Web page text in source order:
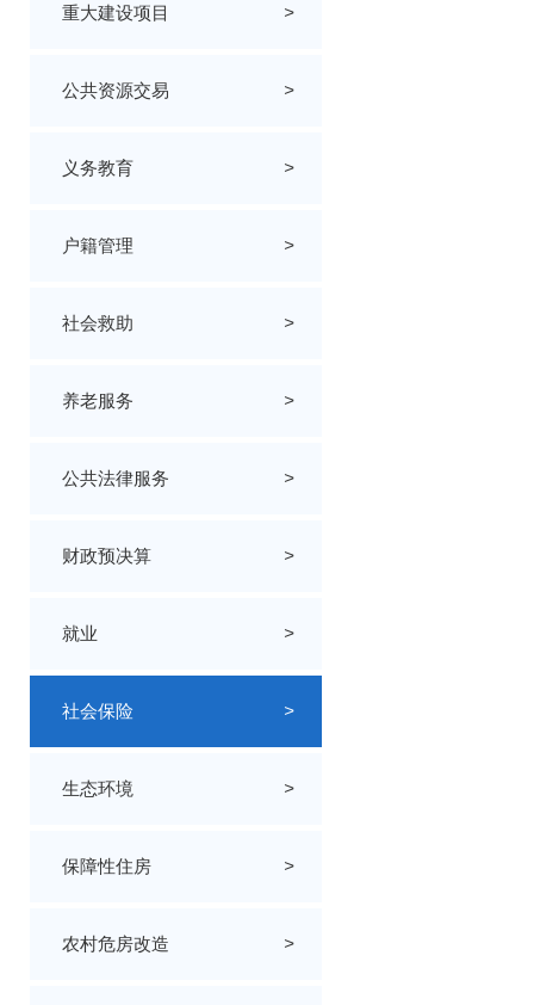
重大建设项目 >
公共资源交易 >
义务教育 >
户籍管理 >
社会救助 >
养老服务 >
公共法律服务 >
财政预决算 >
就业 >
社会保险 >
生态环境 >
保障性住房 >
农村危房改造 >